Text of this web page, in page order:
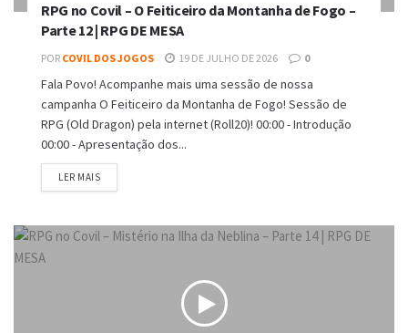
RPG no Covil – O Feiticeiro da Montanha de Fogo –
Parte 12 | RPG DE MESA
POR COVIL DOS JOGOS 19 DE JULHO DE 2026 0
Fala Povo! Acompanhe mais uma sessão de nossa
campanha O Feiticeiro da Montanha de Fogo! Sessão de
RPG (Old Dragon) pela internet (Roll20)! 00:00 - Introdução
00:00 - Apresentação dos...
LER MAISDETAILS